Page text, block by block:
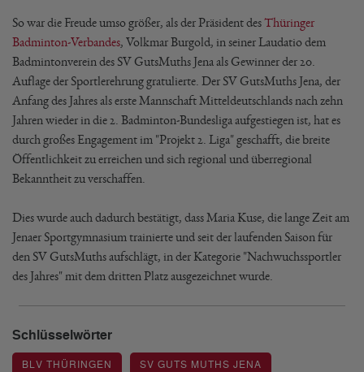
So war die Freude umso größer, als der Präsident desThüringer
Badminton-Verbandes, Volkmar Burgold, in seiner Laudatio dem
Badmintonverein des SV GutsMuths Jena als Gewinner der 20.
Auflage der Sportlerehrung gratulierte. Der SV GutsMuths Jena, der
Anfang des Jahres als erste Mannschaft Mitteldeutschlands nach zehn
Jahren wieder in die 2. Badminton-Bundesliga aufgestiegen ist, hat es
durch großes Engagement im "Projekt 2. Liga" geschafft, die breite
Öffentlichkeit zu erreichen und sich regional und überregional
Bekanntheit zu verschaffen.
Dies wurde auch dadurch bestätigt, dass Maria Kuse, die lange Zeit am
Jenaer Sportgymnasium trainierte und seit der laufenden Saison für
den SV GutsMuths aufschlägt, in der Kategorie "Nachwuchssportler
des Jahres" mit dem dritten Platz ausgezeichnet wurde.
Schlüsselwörter
BLV THÜRINGEN SV GUTS MUTHS JENA